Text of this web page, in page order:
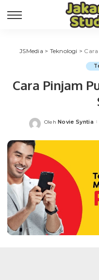
JSMedia > Teknologi >
Cara Pinjam
Posted
Oleh Novie Syntia